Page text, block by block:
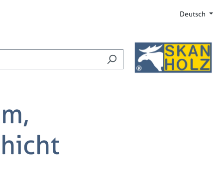
beträgt 0,00 €. Deutsch